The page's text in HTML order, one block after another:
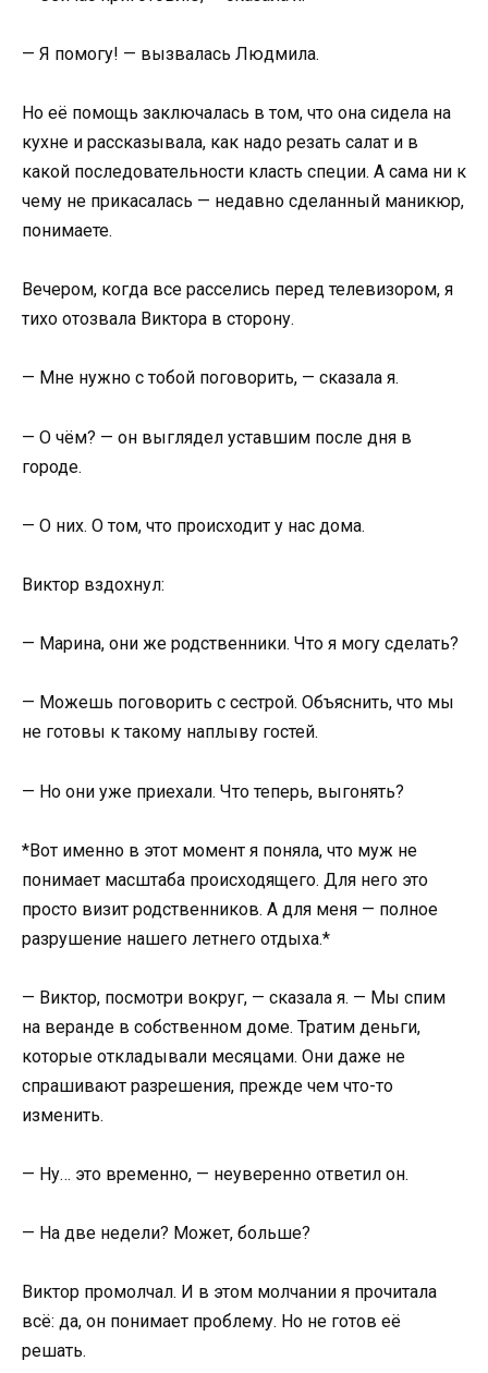
— Я помогу! — вызвалась Людмила.
Но её помощь заключалась в том, что она сидела на
кухне и рассказывала, как надо резать салат и в
какой последовательности класть специи. А сама ни к
чему не прикасалась — недавно сделанный маникюр,
понимаете.
Вечером, когда все расселись перед телевизором, я
тихо отозвала Виктора в сторону.
— Мне нужно с тобой поговорить, — сказала я.
— О чём? — он выглядел уставшим после дня в
городе.
— О них. О том, что происходит у нас дома.
Виктор вздохнул:
— Марина, они же родственники. Что я могу сделать?
— Можешь поговорить с сестрой. Объяснить, что мы
не готовы к такому наплыву гостей.
— Но они уже приехали. Что теперь, выгонять?
*Вот именно в этот момент я поняла, что муж не
понимает масштаба происходящего. Для него это
просто визит родственников. А для меня — полное
разрушение нашего летнего отдыха.*
— Виктор, посмотри вокруг, — сказала я. — Мы спим
на веранде в собственном доме. Тратим деньги,
которые откладывали месяцами. Они даже не
спрашивают разрешения, прежде чем что-то
изменить.
— Ну… это временно, — неуверенно ответил он.
— На две недели? Может, больше?
Виктор промолчал. И в этом молчании я прочитала
всё: да, он понимает проблему. Но не готов её
решать.